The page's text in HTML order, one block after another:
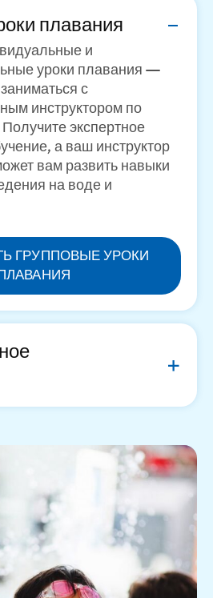
плавания
и
уроки плавания —
с
инструктором по
экспертное
а ваш инструктор
вам развить навыки
на воде и
ГРУППОВЫЕ УРОКИ